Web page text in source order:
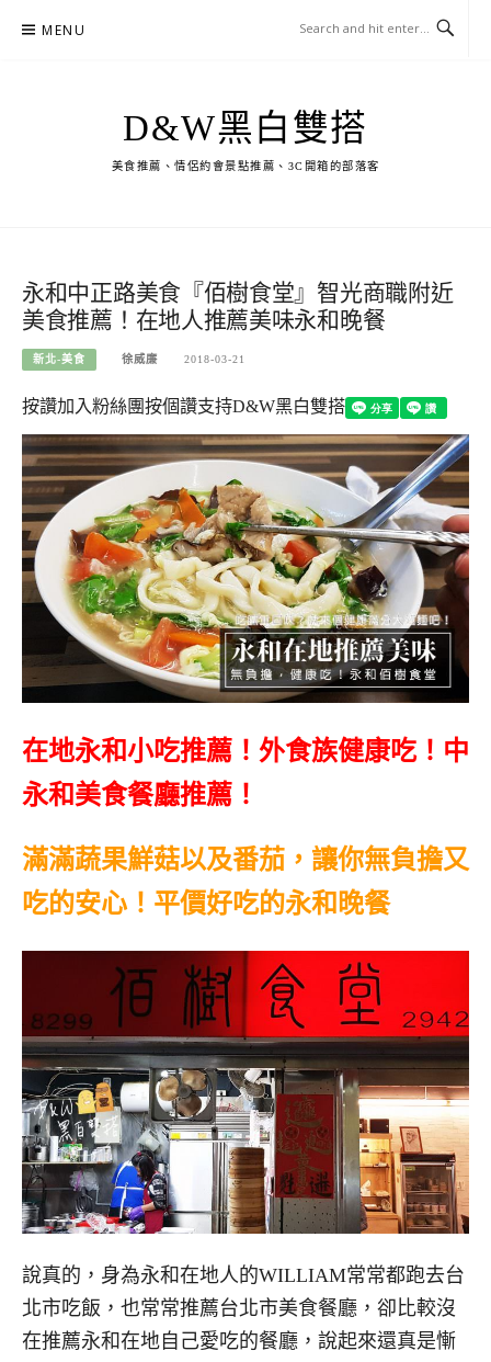
MENU
D&W黑白雙搭
美食推薦、情侶約會景點推薦、3C開箱的部落客
永和中正路美食『佰樹食堂』智光商職附近
美食推薦！在地人推薦美味永和晚餐
新北-美食 徐威廉 2018-03-21
按讚加入粉絲團按個讚支持D&W黑白雙搭
在地永和小吃推薦！外食族健康吃！中
永和美食餐廳推薦！
滿滿蔬果鮮菇以及番茄，讓你無負擔又
吃的安心！平價好吃的永和晚餐
說真的，身為永和在地人的WILLIAM常常都跑去台
北市吃飯，也常常推薦台北市美食餐廳，卻比較沒
在推薦永和在地自己愛吃的餐廳，說起來還真是慚